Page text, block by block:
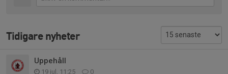
Tidigare nyheter
Uppehåll
19 jul, 11:25 0